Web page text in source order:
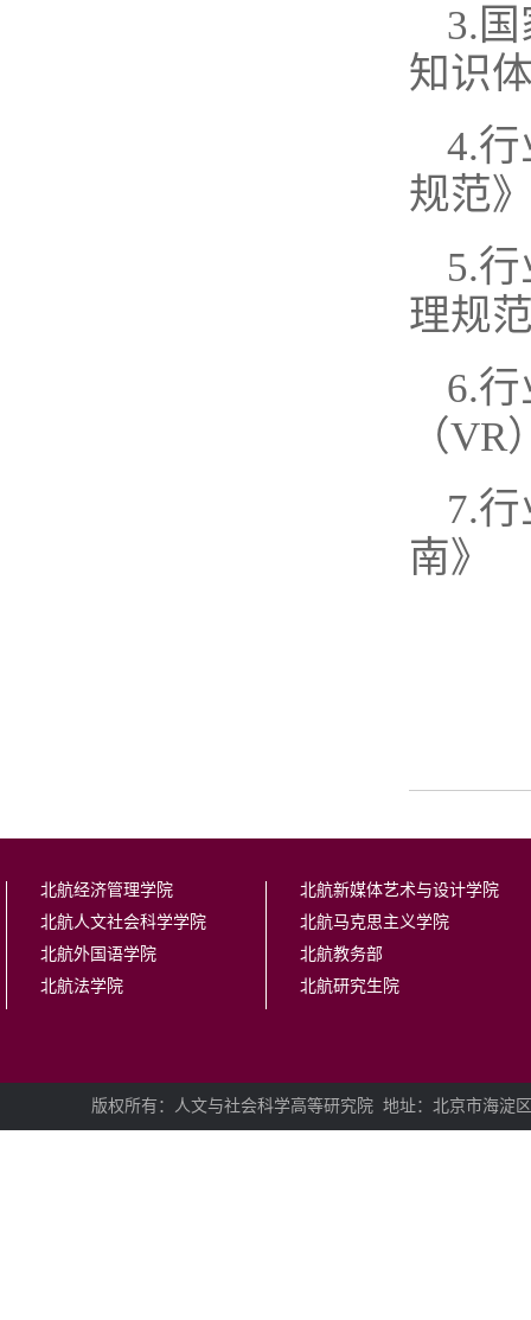
3.
知识
4.
规范
5.
理规
6.
（
7.
南》
北航经济管理学院
北航人文社会科学学院
北航外国语学院
北航法学院
北航新媒体艺术与设计学院
北航马克思主义学院
北航教务部
北航研究生院
版权所有：人文与社会科学高等研究院 地址：北京市海淀